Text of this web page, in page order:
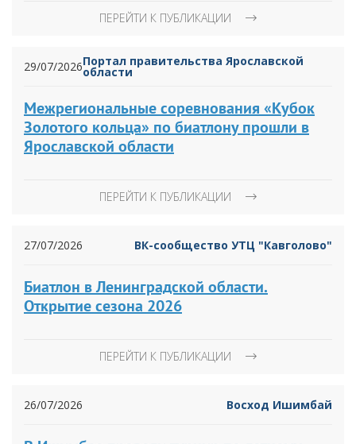
ПЕРЕЙТИ К ПУБЛИКАЦИИ
29/07/2026Портал правительства Ярославской
области
Межрегиональные соревнования «Кубок
Золотого кольца» по биатлону прошли в
Ярославской области
ПЕРЕЙТИ К ПУБЛИКАЦИИ
27/07/2026 ВК-сообщество УТЦ "Кавголово"
Биатлон в Ленинградской области.
Открытие сезона 2026
ПЕРЕЙТИ К ПУБЛИКАЦИИ
26/07/2026 Восход Ишимбай